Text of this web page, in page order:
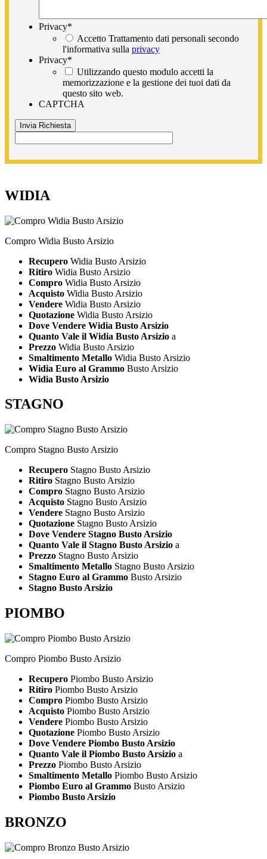
Privacy*
Accetto Trattamento dati personali secondo
l'informativa sulla privacy
Privacy*
Utilizzando questo modulo accetti la
memorizzazione e la gestione dei tuoi dati da
questo sito web.
CAPTCHA
WIDIA
Compro Widia Busto Arsizio
Recupero Widia Busto Arsizio
Ritiro Widia Busto Arsizio
Compro Widia Busto Arsizio
Acquisto Widia Busto Arsizio
Vendere Widia Busto Arsizio
Quotazione Widia Busto Arsizio
Dove Vendere Widia Busto Arsizio
Quanto Vale il Widia Busto Arsizio a
Prezzo Widia Busto Arsizio
Smaltimento Metallo Widia Busto Arsizio
Widia Euro al Grammo Busto Arsizio
Widia Busto Arsizio
STAGNO
Compro Stagno Busto Arsizio
Recupero Stagno Busto Arsizio
Ritiro Stagno Busto Arsizio
Compro Stagno Busto Arsizio
Acquisto Stagno Busto Arsizio
Vendere Stagno Busto Arsizio
Quotazione Stagno Busto Arsizio
Dove Vendere Stagno Busto Arsizio
Quanto Vale il Stagno Busto Arsizio a
Prezzo Stagno Busto Arsizio
Smaltimento Metallo Stagno Busto Arsizio
Stagno Euro al Grammo Busto Arsizio
Stagno Busto Arsizio
PIOMBO
Compro Piombo Busto Arsizio
Recupero Piombo Busto Arsizio
Ritiro Piombo Busto Arsizio
Compro Piombo Busto Arsizio
Acquisto Piombo Busto Arsizio
Vendere Piombo Busto Arsizio
Quotazione Piombo Busto Arsizio
Dove Vendere Piombo Busto Arsizio
Quanto Vale il Piombo Busto Arsizio a
Prezzo Piombo Busto Arsizio
Smaltimento Metallo Piombo Busto Arsizio
Piombo Euro al Grammo Busto Arsizio
Piombo Busto Arsizio
BRONZO